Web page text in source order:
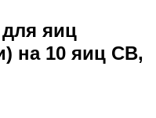
яиц
на 10 яиц СВ,